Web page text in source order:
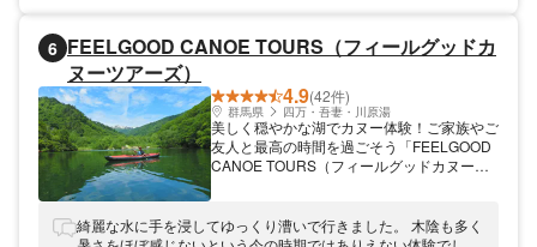
6 FEELGOOD CANOE TOURS（フィールグッドカ
ヌーツアーズ）
4.9(42件)
群馬県 四万・吾妻・川原湯
美しく穏やかな湖でカヌー体験！ご家族やご
友人と最高の時間を過ごそう「FEELGOOD
CANOE TOURS（フィールグッドカヌーツ
過ごせる場所であり、日常にはないドキドキ
を味わえる場所でもあります。季節によって
綺麗な水に手を浸してゆっくり漕いで行きました。 木陰も多く